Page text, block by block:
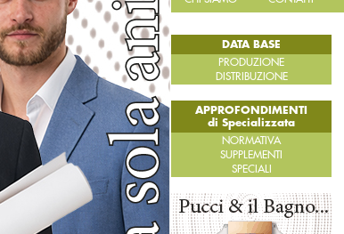
DATA BASE
PRODUZIONE
DISTRIBUZIONE
APPROFONDIMENTI
di Specializzata
NORMATIVA
SUPPLEMENTI
SPECIALI